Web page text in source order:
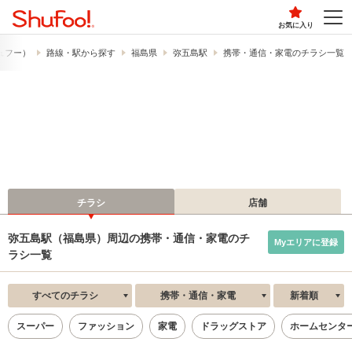
お気に入り
ー） 路線・駅から探す 福島県 弥五島駅 携帯・通信・家電のチラシ一覧
チラシ 店舗
弥五島駅（福島県）周辺の携帯・通信・家電のチ
ラシ一覧
Myエリアに登録
すべてのチラシ 携帯・通信・家電 新着順
スーパー ファッション 家電 ドラッグストア ホームセンタ